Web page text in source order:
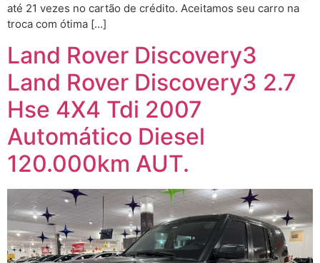
até 21 vezes no cartão de crédito. Aceitamos seu carro na
troca com ótima […]
Land Rover Discovery3
Land Rover Discovery3 2.7
Hse 4X4 Tdi 2007
Automático Diesel
120.000km AUT.